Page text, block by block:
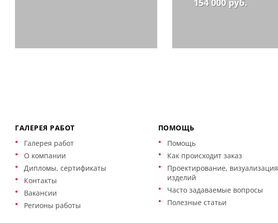
154 000 руб.
ГАЛЕРЕЯ РАБОТ
Галерея работ
О компании
Дипломы, сертификаты
Контакты
Вакансии
Регионы работы
ПОМОЩЬ
Помощь
Как происходит заказ
Проектирование, визуализация
изделий
Часто задаваемые вопросы
Полезные статьи